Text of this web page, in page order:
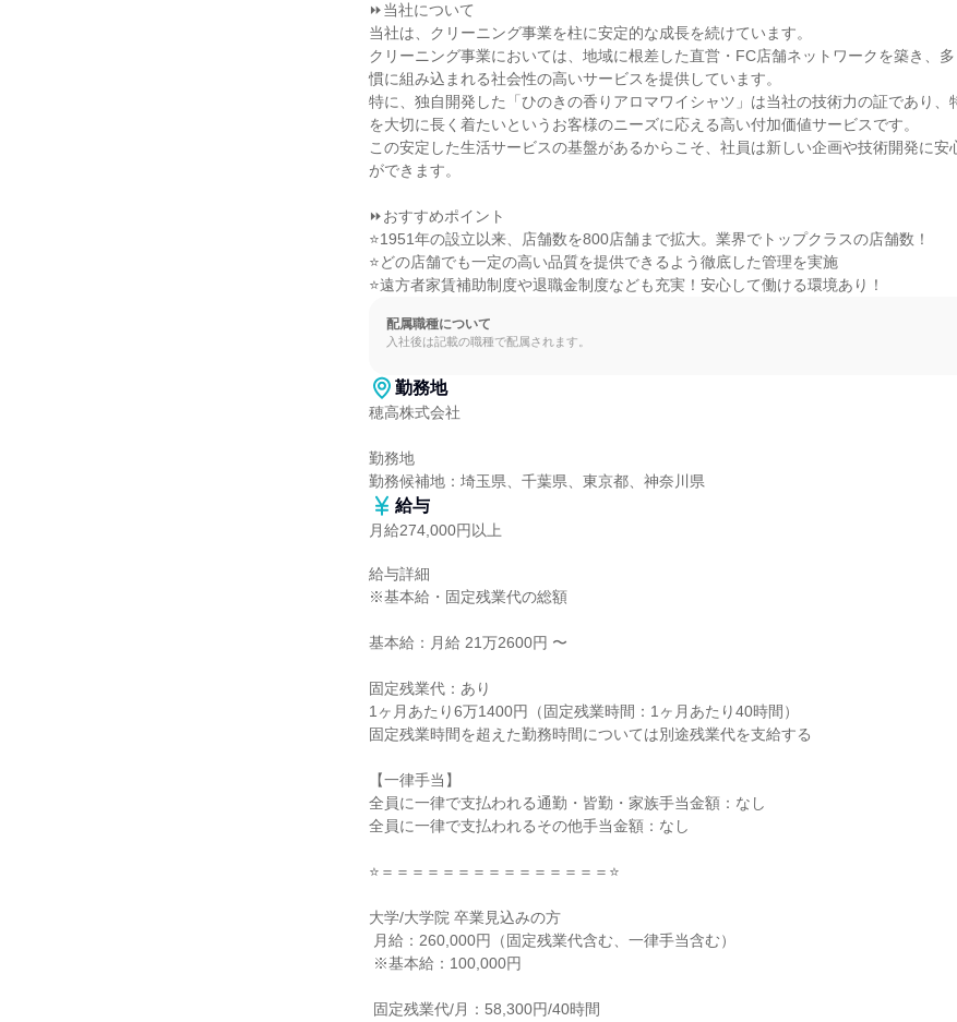
⏩当社について
当社は、クリーニング事業を柱に安定的な成長を続けています。
クリーニング事業においては、地域に根差した直営・FC店舗ネットワークを築き、
慣に組み込まれる社会性の高いサービスを提供しています。
特に、独自開発した「ひのきの香りアロマワイシャツ」は当社の技術力の証であり、
を大切に長く着たいというお客様のニーズに応える高い付加価値サービスです。
この安定した生活サービスの基盤があるからこそ、社員は新しい企画や技術開発に安
ができます。
⏩おすすめポイント
⭐1951年の設立以来、店舗数を800店舗まで拡大。業界でトップクラスの店舗数！
⭐どの店舗でも一定の高い品質を提供できるよう徹底した管理を実施
⭐遠方者家賃補助制度や退職金制度なども充実！安心して働ける環境あり！
配属職種について
入社後は記載の職種で配属されます。
勤務地
穂高株式会社
勤務地
勤務候補地：埼玉県、千葉県、東京都、神奈川県
給与
月給274,000円以上
給与詳細
※基本給・固定残業代の総額
基本給：月給 21万2600円 〜
固定残業代：あり
1ヶ月あたり6万1400円（固定残業時間：1ヶ月あたり40時間）
固定残業時間を超えた勤務時間については別途残業代を支給する
【一律手当】
全員に一律で支払われる通勤・皆勤・家族手当金額：なし
全員に一律で支払われるその他手当金額：なし
⭐＝＝＝＝＝＝＝＝＝＝＝＝＝＝＝⭐
大学/大学院 卒業見込みの方